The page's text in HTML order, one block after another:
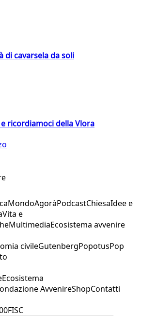
di cavarsela da soli
ricordiamoci della Vlora
MondoAgoràPodcastChiesaIdee e
Vita e
MultimediaEcosistema avvenire
civileGutenbergPopotusPop
Ecosistema
AvvenireShopContatti
FISC